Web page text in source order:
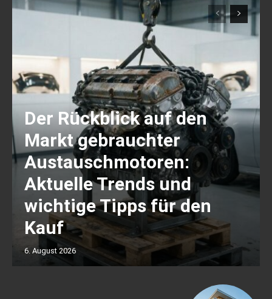
Der Rückblick auf den
Markt gebrauchter
Austauschmotoren:
Aktuelle Trends und
wichtige Tipps für den
Kauf
6. August 2026